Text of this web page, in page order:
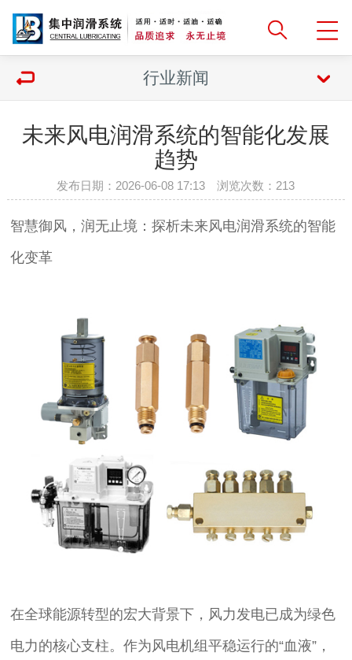
行业新闻
未来风电润滑系统的智能化发展
趋势
发布日期：2026-06-08 17:13 浏览次数： 213
智慧御风，润无止境：探析未来风电润滑系统的智能
化变革
在全球能源转型的宏大背景下，风力发电已成为绿色
电力的核心支柱。作为风电机组平稳运行的“血液”，